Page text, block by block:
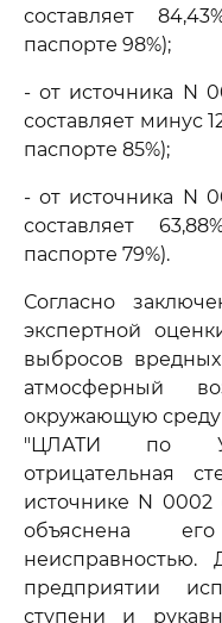
составляет
паспорте 98%);
- от источника N
составляет минус
паспорте 85%);
- от источника N
составляет
паспорте 79%).
Согласно
экспертной
выбросов
атмосферный
окружающую среду
"ЦЛАТИ по
отрицательная
источнике N 0002
объяснена
предприятии
ступени и